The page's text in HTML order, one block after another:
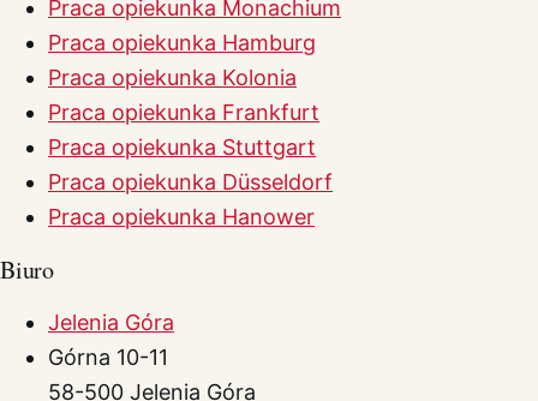
Praca opiekunka Monachium
Praca opiekunka Hamburg
Praca opiekunka Kolonia
Praca opiekunka Frankfurt
Praca opiekunka Stuttgart
Praca opiekunka Düsseldorf
Praca opiekunka Hanower
Biuro
Jelenia Góra
Górna 10-11
58-500 Jelenia Góra